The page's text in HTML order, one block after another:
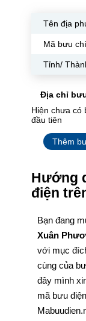
Tên địa
Mã bưu
Tỉnh/
Địa chỉ
Hiện chưa có
đầu tiên
Thêm
Hướng
điện
Bạn đang
Xuân
với mục
cùng của
đây mình
mã bưu